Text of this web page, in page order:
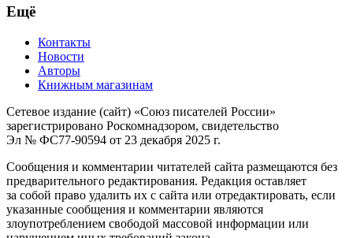
Ещё
Контакты
Новости
Авторы
Книжным магазинам
Сетевое издание (сайт) «Союз писателей России»
зарегистрировано Роскомнадзором, свидетельство
Эл № ФС77-90594 от 23 декабря 2025 г.
Сообщения и комментарии читателей сайта размещаются без
предварительного редактирования. Редакция оставляет
за собой право удалить их с сайта или отредактировать, если
указанные сообщения и комментарии являются
злоупотреблением свободой массовой информации или